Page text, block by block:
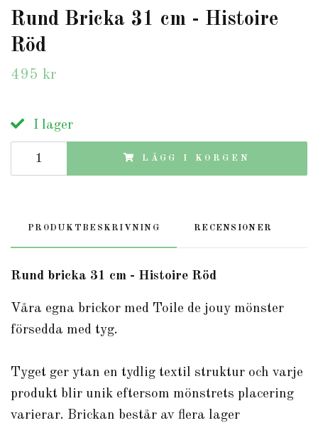
Rund Bricka 31 cm - Histoire
Röd
495 kr
I lager
LÄGG I KORGEN
PRODUKTBESKRIVNING RECENSIONER
Rund bricka 31 cm - Histoire Röd
Våra egna brickor med Toile de jouy mönster
försedda med tyg.
Tyget ger ytan en tydlig textil struktur och varje
produkt blir unik eftersom mönstrets placering
varierar. Brickan består av flera lager